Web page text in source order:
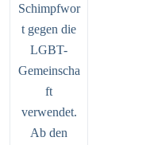
Schimpfwor
t gegen die
LGBT-
Gemeinscha
ft
verwendet.
Ab den